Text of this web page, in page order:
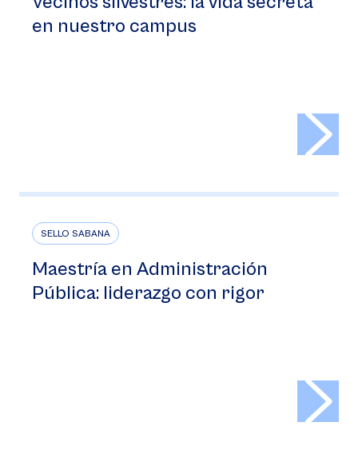
en nuestro campus
SELLO SABANA
Maestría en Administración
Pública: liderazgo con rigor